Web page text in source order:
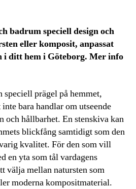
badrum speciell design och
eller komposit, anpassat
i ditt hem i Göteborg. Mer info
speciell prägel på hemmet,
bara handlar om utseende
och hållbarhet. En stenskiva kan
blickfång samtidigt som den
kvalitet. För den som vill
en yta som tål vardagens
välja mellan natursten som
moderna kompositmaterial.